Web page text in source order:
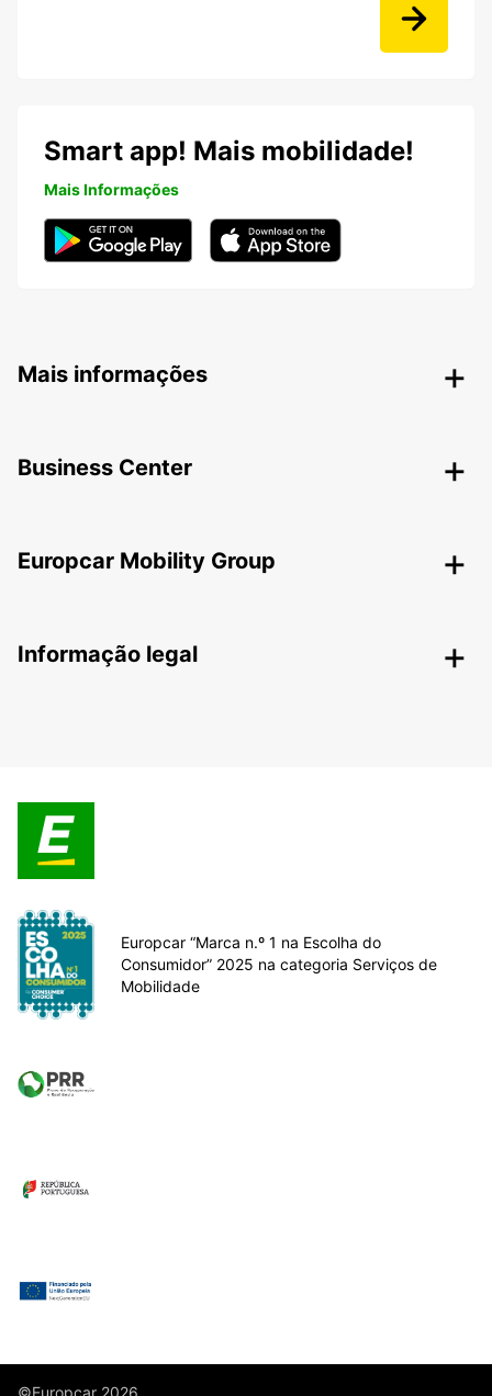
Smart app! Mais mobilidade!
Mais Informações
Mais informações
Business Center
Europcar Mobility Group
Informação legal
Europcar “Marca n.º 1 na Escolha do
Consumidor” 2025 na categoria Serviços de
Mobilidade